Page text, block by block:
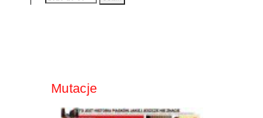
Mutacje